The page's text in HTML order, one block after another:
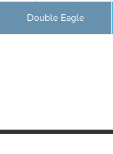
Double Eagle